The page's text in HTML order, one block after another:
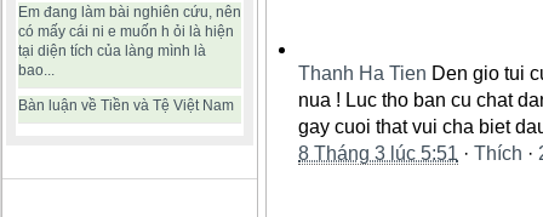
Em đang làm bài nghiên cứu, nên
có mấy cái ni e muốn h ỏi là hiện
tại diện tích của làng mình là
bao...
Bàn luận về Tiền và Tệ Việt Nam
Thanh Ha Tien Den gio tui
nua ! Luc tho ban cu chat
gay cuoi that vui cha biet
8 Tháng 3 lúc 5:51 · Thích ·